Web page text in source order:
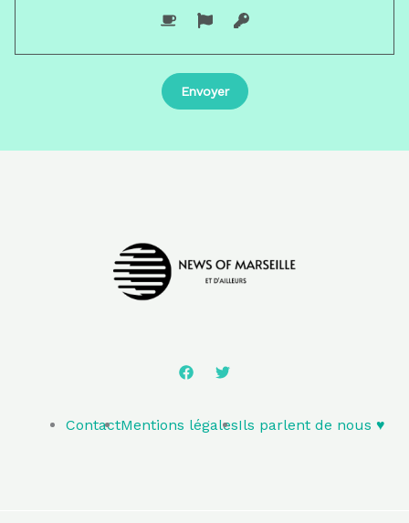
ContactMentions légalesIls parlent de nous ♥️